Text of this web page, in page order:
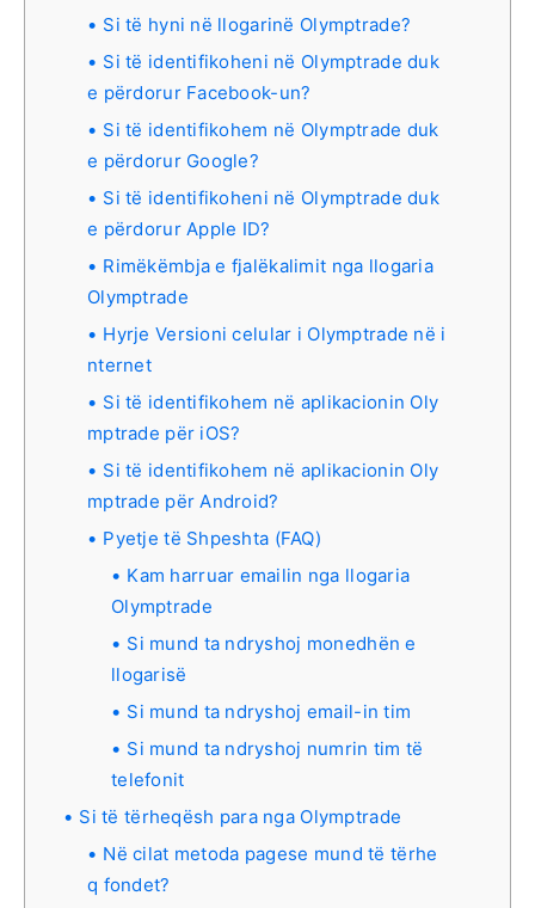
Si të hyni në llogarinë Olymptrade?
Si të identifikoheni në Olymptrade duk
e përdorur Facebook-un?
Si të identifikohem në Olymptrade duk
e përdorur Google?
Si të identifikoheni në Olymptrade duk
e përdorur Apple ID?
Rimëkëmbja e fjalëkalimit nga llogaria
Olymptrade
Hyrje Versioni celular i Olymptrade në i
nternet
Si të identifikohem në aplikacionin Oly
mptrade për iOS?
Si të identifikohem në aplikacionin Oly
mptrade për Android?
Pyetje të Shpeshta (FAQ)
Kam harruar emailin nga llogaria
Olymptrade
Si mund ta ndryshoj monedhën e
llogarisë
Si mund ta ndryshoj email-in tim
Si mund ta ndryshoj numrin tim të
telefonit
Si të tërheqësh para nga Olymptrade
Në cilat metoda pagese mund të tërhe
q fondet?